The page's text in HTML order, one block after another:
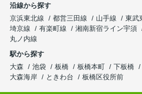
沿線から探す
京浜東北線
都営三田線 山手線 東武
埼京線
有楽町線 湘南新宿ライン宇須
丸ノ内線
駅から探す
大森
池袋 板橋 板橋本町 下板橋
大森海岸
ときわ台 板橋区役所前